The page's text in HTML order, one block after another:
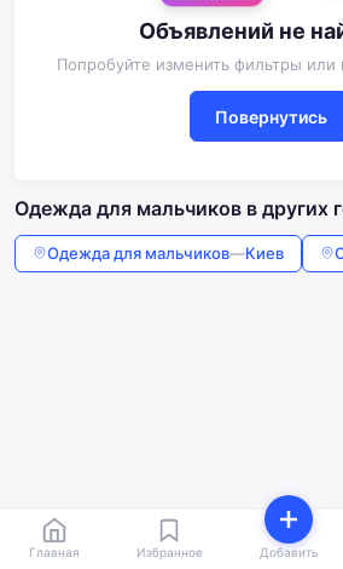
Объявлений не
Попробуйте изменить фильтры или
Повернутись
Одежда для мальчиков в других
Одежда для мальчиков—Киев
Главная Избранное Добавить